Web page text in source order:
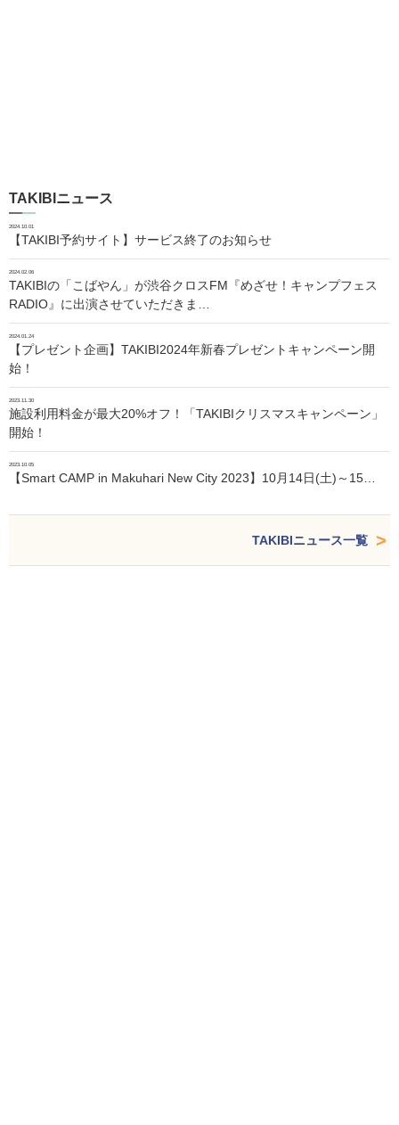
TAKIBIニュース
2024.10.01
【TAKIBI予約サイト】サービス終了のお知らせ
2024.02.06
TAKIBIの「こばやん」が渋谷クロスFM『めざせ！キャンプフェス
RADIO』に出演させていただきま…
2024.01.24
【プレゼント企画】TAKIBI2024年新春プレゼントキャンペーン開
始！
2023.11.30
施設利用料金が最大20%オフ！「TAKIBIクリスマスキャンペーン」
開始！
2023.10.05
【Smart CAMP in Makuhari New City 2023】10月14日(土)～15…
TAKIBIニュース一覧